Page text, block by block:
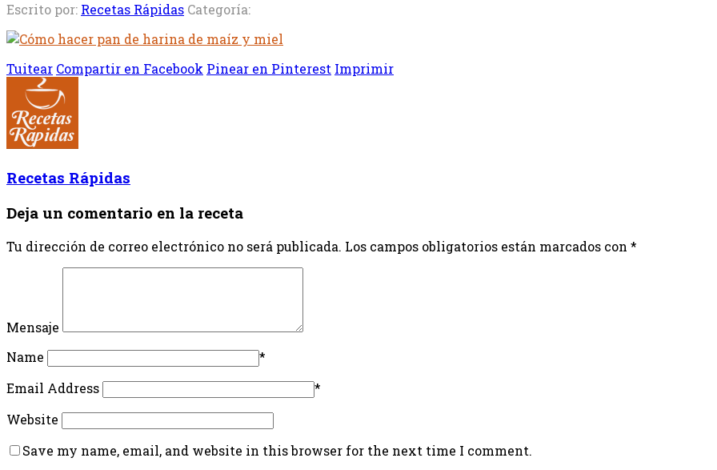
Escrito por: Recetas Rápidas Categoría:
Tuitear Compartir en Facebook Pinear en Pinterest Imprimir
Recetas Rápidas
Deja un comentario en la receta
Tu dirección de correo electrónico no será publicada. Los campos obligatorios están marcados con *
Mensaje
Name
*
Email Address
*
Website
Save my name, email, and website in this browser for the next time I comment.